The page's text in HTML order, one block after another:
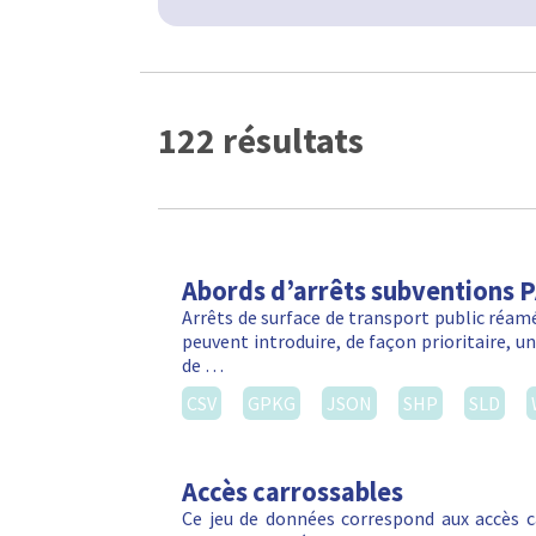
122 résultats
Abords d’arrêts subventions
Arrêts de surface de transport public
peuvent introduire, de façon prioritaire,
de …
CSV
GPKG JSON SHP SLD
Accès carrossables
Ce jeu de données correspond aux